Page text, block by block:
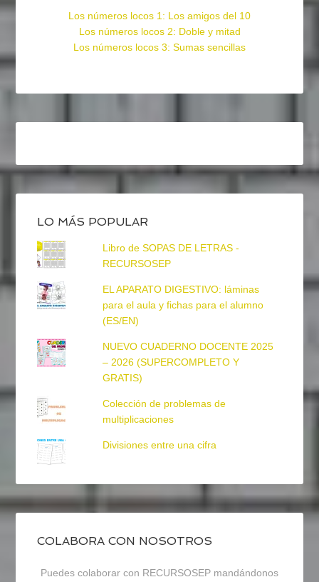
Los números locos 1: Los amigos del 10
Los números locos 2: Doble y mitad
Los números locos 3: Sumas sencillas
LO MÁS POPULAR
Libro de SOPAS DE LETRAS -
RECURSOSEP
EL APARATO DIGESTIVO: láminas
para el aula y fichas para el alumno
(ES/EN)
NUEVO CUADERNO DOCENTE 2025
– 2026 (SUPERCOMPLETO Y
GRATIS)
Colección de problemas de
multiplicaciones
Divisiones entre una cifra
COLABORA CON NOSOTROS
Puedes colaborar con RECURSOSEP mandándonos